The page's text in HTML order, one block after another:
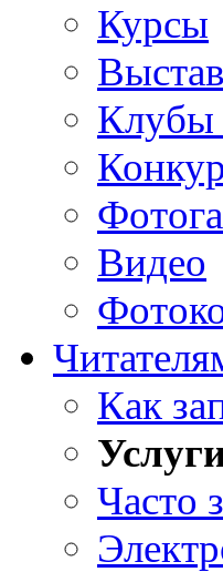
Курсы
Клубы
Видео
Как
Часто